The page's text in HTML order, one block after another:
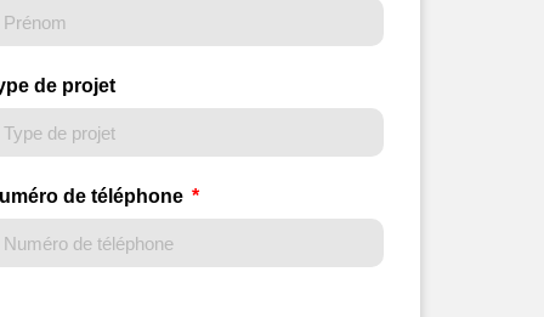
de projet
de téléphone